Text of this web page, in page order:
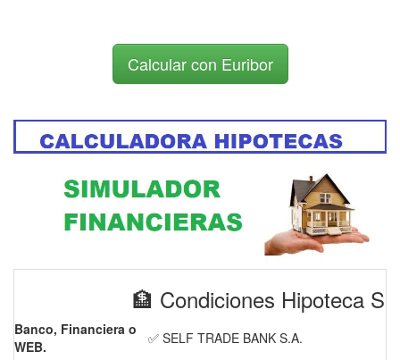
Calcular con Euribor
🏦 Condiciones Hipoteca
Banco, Financiera o
WEB.
✅ SELF TRADE BANK S.A.